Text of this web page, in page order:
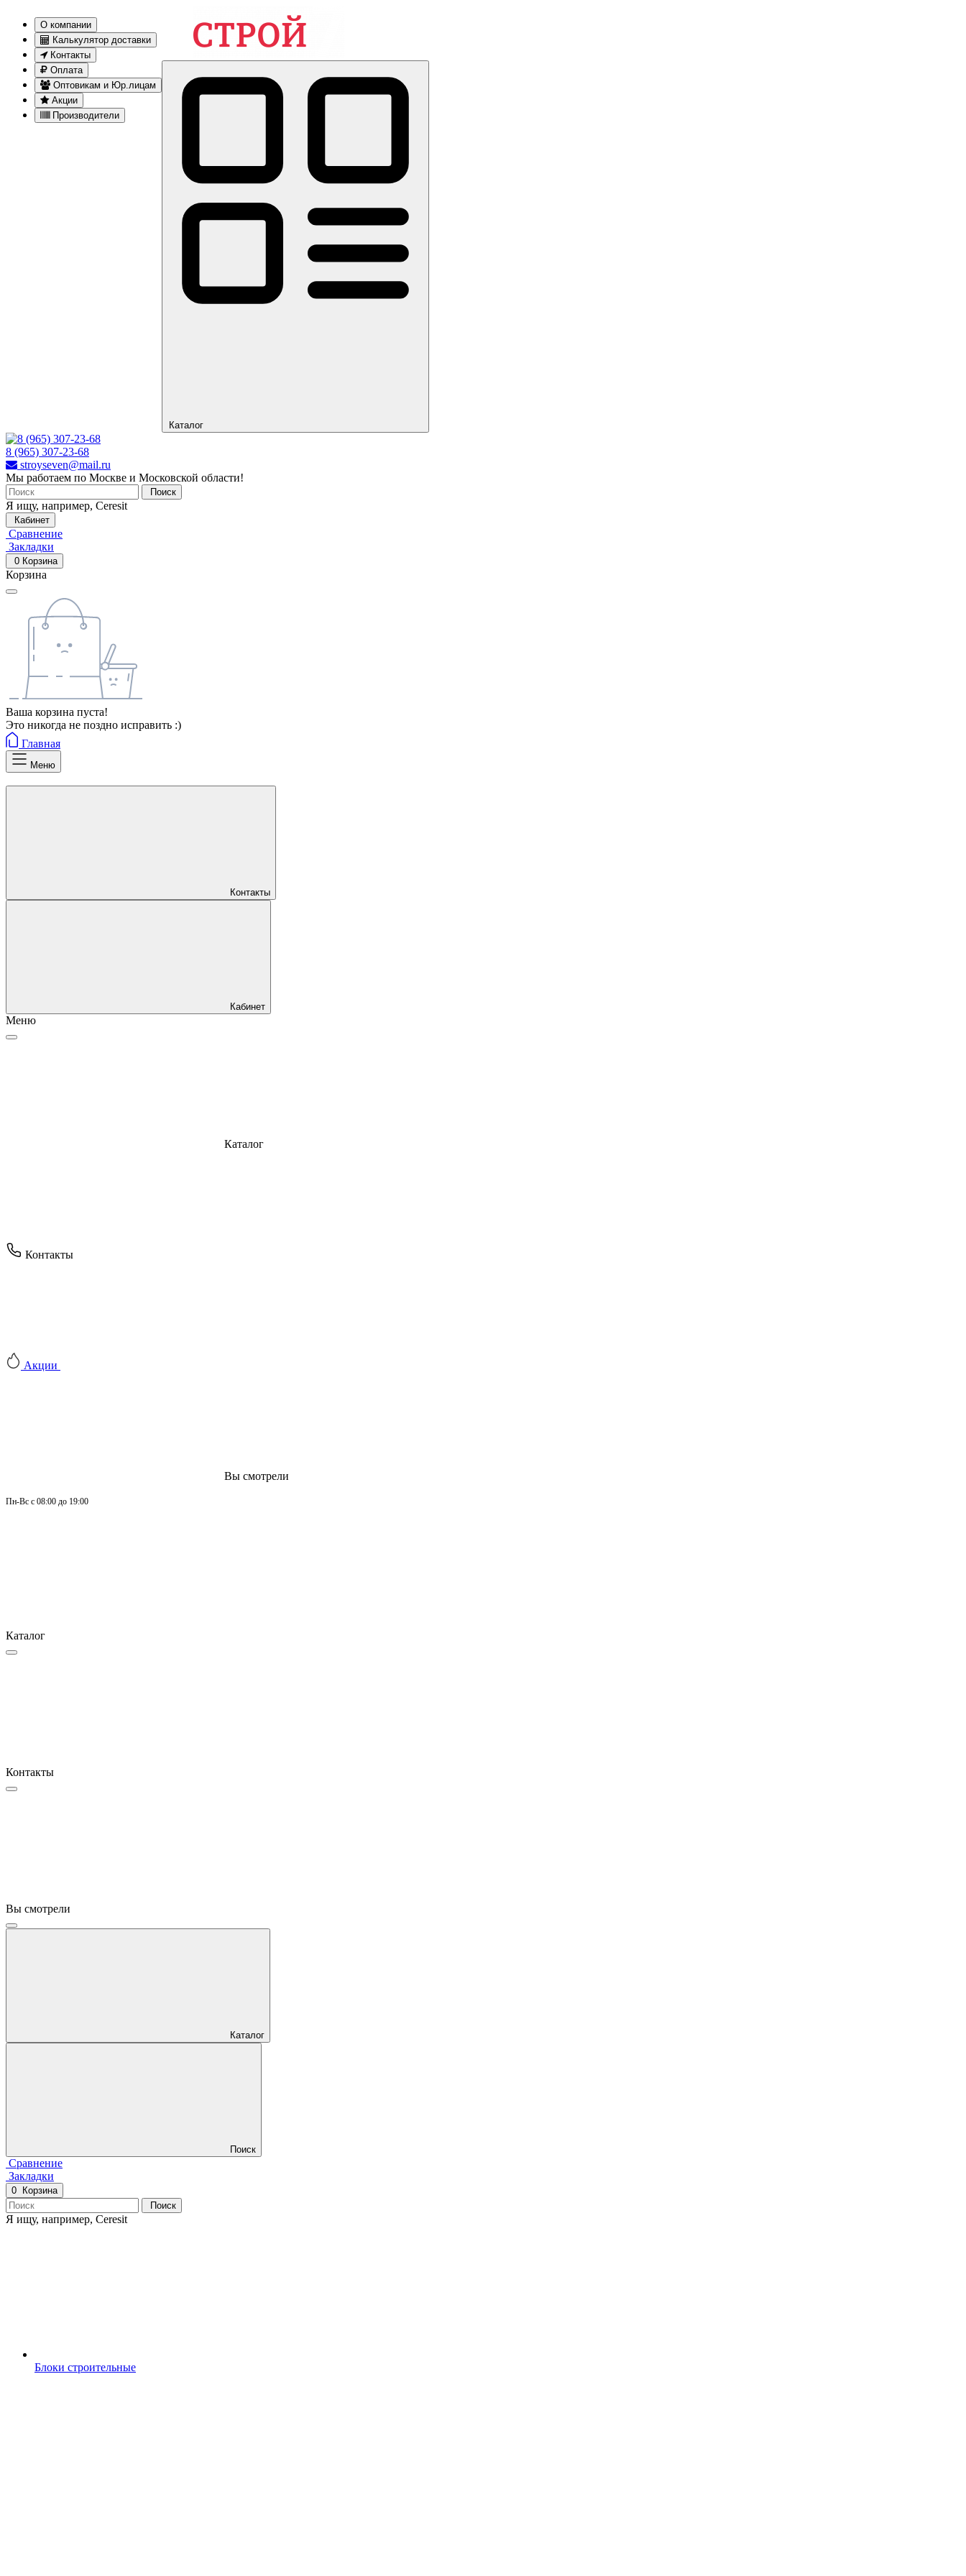
О компании
Калькулятор доставки
Контакты
Оплата
Оптовикам и Юр.лицам
Акции
Производители
Каталог
8 (965) 307-23-68
stroyseven@mail.ru
Мы работаем по Москве и Московской области!
Поиск
Я ищу, например, Ceresit
Кабинет
Сравнение
Закладки
0 Корзина
Корзина
Ваша корзина пуста!
Это никогда не поздно исправить :)
Главная
Меню
Контакты
Кабинет
Меню
Каталог
Контакты
Акции
Вы смотрели
Пн-Вс с 08:00 до 19:00
Каталог
Контакты
Вы смотрели
Каталог
Поиск
Сравнение
Закладки
0
Корзина
Поиск
Я ищу, например, Ceresit
Блоки строительные